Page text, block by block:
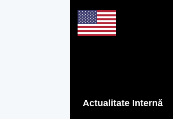
Actualitate Internă